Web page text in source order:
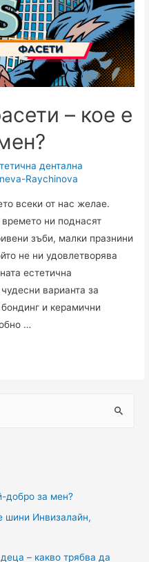
– кое е
дентална
Raychinova
всеки от нас желае.
ни поднасят
зъби, малки празнини
не ни удовлетворява
естетична
варианта за
и керамични
…
добро за мен?
шини Инвизалайн,
– какво трябва да